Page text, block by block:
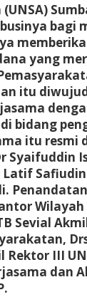
bagi
yang
itu
bidang
itu
Syaifuddin
Safiudin
Sevial
Rektor III
dan